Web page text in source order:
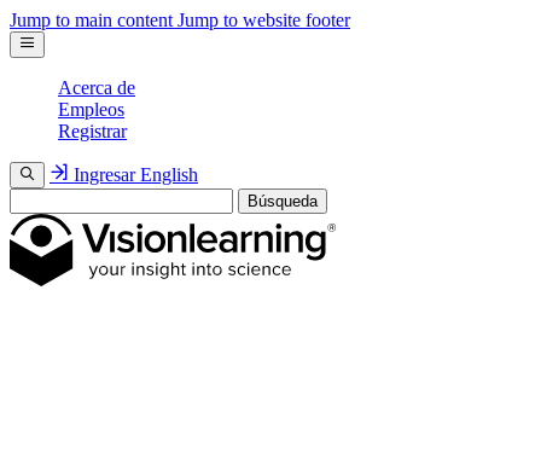
Jump to main content Jump to website footer
Acerca de
Empleos
Registrar
Ingresar English
Búsqueda